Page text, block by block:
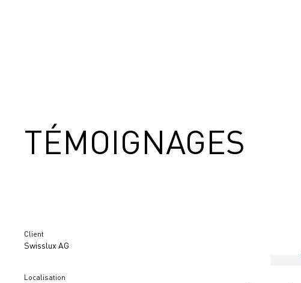
TÉMOIGNAGES
Client
Swisslux AG
Localisation